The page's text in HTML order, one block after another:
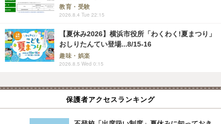
教育・受験
2026.8.4 Tue 22:15
【夏休み2026】横浜市役所「わくわく!夏まつり」
おしりたんてい登場...8/15-16
趣味・娯楽
2026.8.5 Wed 0:15
保護者アクセスランキング